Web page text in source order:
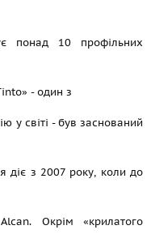
понад 10 профільних
- один з
у світі - був заснований
діє з 2007 року, коли до
Окрім «крилатого